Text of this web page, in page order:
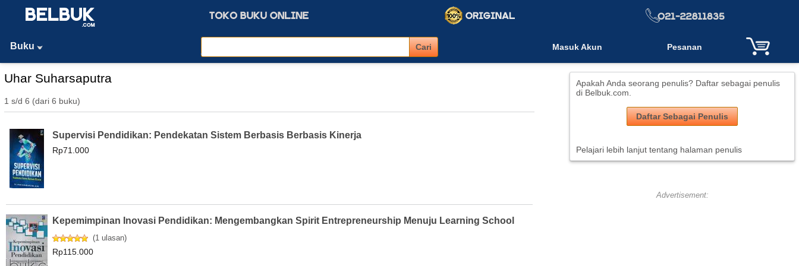
Buku Masuk Akun Pesanan
Uhar Suharsaputra
1 s/d 6 (dari 6 buku)
Supervisi Pendidikan: Pendekatan Sistem Berbasis Berbasis Kinerja
Rp71.000
Kepemimpinan Inovasi Pendidikan: Mengembangkan Spirit Entrepreneurship Menuju Learning School
(1 ulasan)
Rp115.000
Apakah Anda seorang penulis? Daftar sebagai penulis
di Belbuk.com.
Daftar Sebagai Penulis
Pelajari lebih lanjut tentang halaman penulis
Advertisement: